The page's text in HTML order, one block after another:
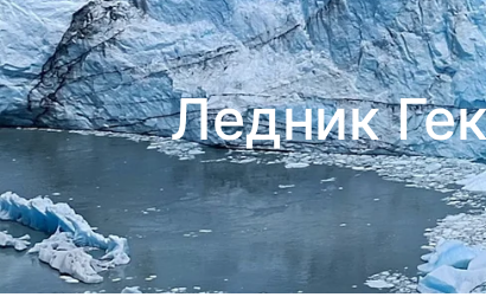
Ледник